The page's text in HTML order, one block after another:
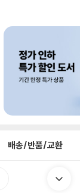
배송/반품/교환